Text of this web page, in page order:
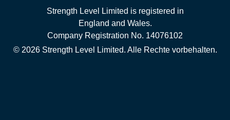
Strength Level Limited is registered in
England and Wales.
Company Registration No. 14076102
© 2026 Strength Level Limited. Alle Rechte vorbehalten.